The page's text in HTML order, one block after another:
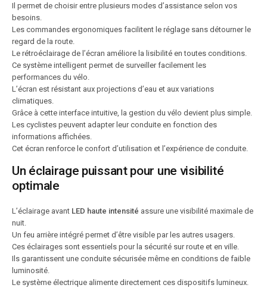
Il permet de choisir entre plusieurs modes d’assistance selon vos
besoins.
Les commandes ergonomiques facilitent le réglage sans détourner le
regard de la route.
Le rétroéclairage de l’écran améliore la lisibilité en toutes conditions.
Ce système intelligent permet de surveiller facilement les
performances du vélo.
L’écran est résistant aux projections d’eau et aux variations
climatiques.
Grâce à cette interface intuitive, la gestion du vélo devient plus simple.
Les cyclistes peuvent adapter leur conduite en fonction des
informations affichées.
Cet écran renforce le confort d’utilisation et l’expérience de conduite.
Un éclairage puissant pour une visibilité
optimale
L’éclairage avant LED haute intensité assure une visibilité maximale de
nuit.
Un feu arrière intégré permet d’être visible par les autres usagers.
Ces éclairages sont essentiels pour la sécurité sur route et en ville.
Ils garantissent une conduite sécurisée même en conditions de faible
luminosité.
Le système électrique alimente directement ces dispositifs lumineux.